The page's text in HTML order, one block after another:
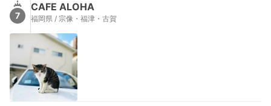
7
CAFE ALOHA
福岡県 / 宗像・福津・古賀